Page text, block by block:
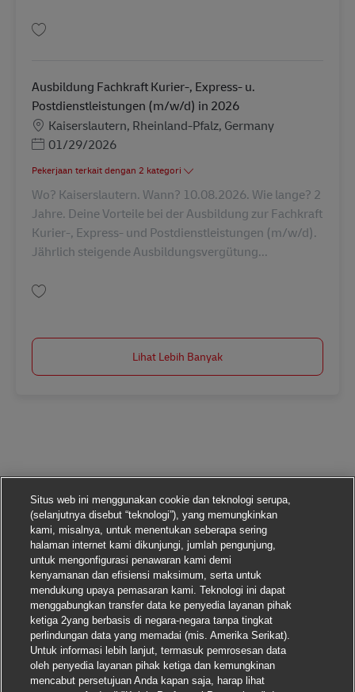
Ausbildung Fachkraft Kurier-, Express- u.
Postdienstleistungen (m/w/d) in 2026
LokasiKaiserslautern, Rheinland-Pfalz, Germany
Posted Date
01/29/2026
Pekerjaan terkait dengan 2 kategori
Wo? Kaiserslautern. Wann? 10.08.2026. Wie lange? 2
Jahre. Deine Vorteile bei der Ausbildung zur Fachkraft
Kurier-, Express- und Postdienstleistungen (m/w/d).
Jährlich steigende Ausbildungsvergütung...
Lihat Lebih Banyak
Situs web ini menggunakan cookie dan teknologi serupa,
(selanjutnya disebut “teknologi”), yang memungkinkan
kami, misalnya, untuk menentukan seberapa sering
halaman internet kami dikunjungi, jumlah pengunjung,
untuk mengonfigurasi penawaran kami demi
kenyamanan dan efisiensi maksimum, serta untuk
mendukung upaya pemasaran kami. Teknologi ini dapat
menggabungkan transfer data ke penyedia layanan pihak
ketiga 2yang berbasis di negara-negara tanpa tingkat
perlindungan data yang memadai (mis. Amerika Serikat).
Untuk informasi lebih lanjut, termasuk pemrosesan data
oleh penyedia layanan pihak ketiga dan kemungkinan
mencabut persetujuan Anda kapan saja, harap lihat